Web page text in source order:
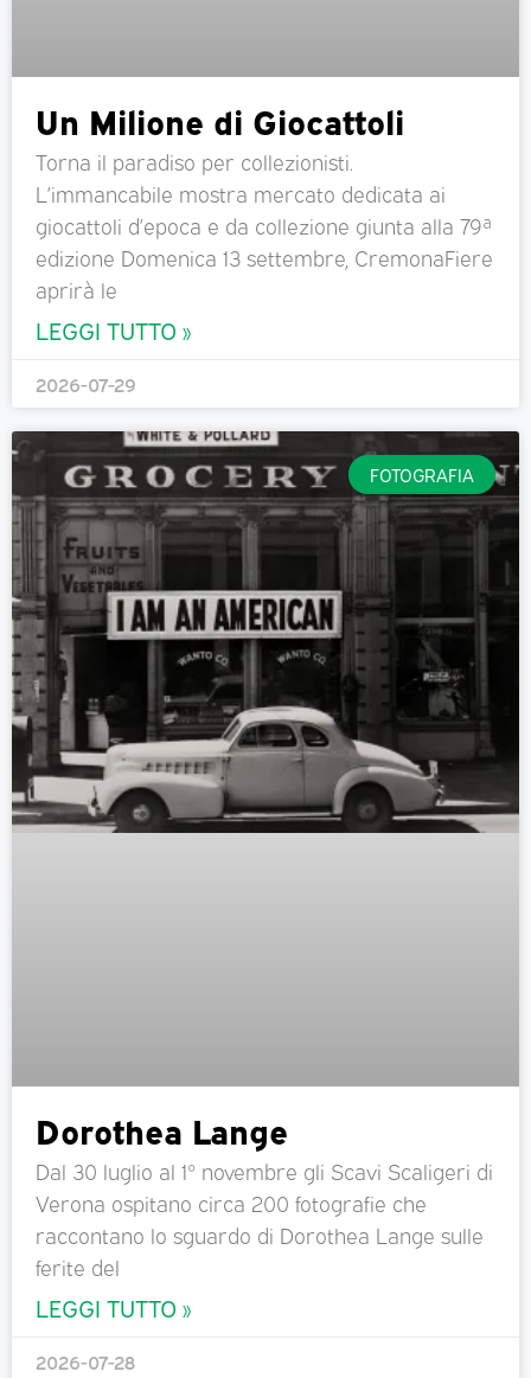
Un Milione di Giocattoli
Torna il paradiso per collezionisti.
L’immancabile mostra mercato dedicata ai
giocattoli d’epoca e da collezione giunta alla 79ª
edizione Domenica 13 settembre, CremonaFiere
aprirà le
LEGGI TUTTO »
2026-07-29
FOTOGRAFIA
Dorothea Lange
Dal 30 luglio al 1° novembre gli Scavi Scaligeri di
Verona ospitano circa 200 fotografie che
raccontano lo sguardo di Dorothea Lange sulle
ferite del
LEGGI TUTTO »
2026-07-28